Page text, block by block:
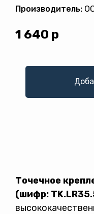
Производитель:
1 640 р
Точечное
(шифр: